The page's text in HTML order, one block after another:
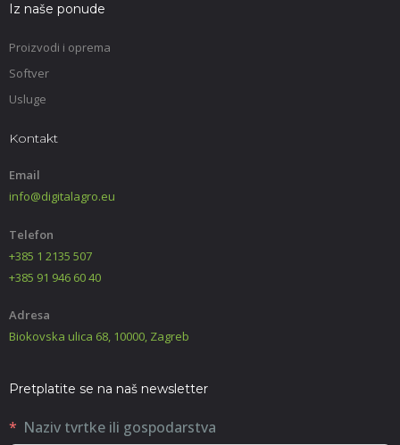
Iz naše ponude
Proizvodi i oprema
Softver
Usluge
Kontakt
Email
info@digitalagro.eu
Telefon
+385 1 2135 507
+385 91 946 60 40
Adresa
Biokovska ulica 68, 10000, Zagreb
Pretplatite se na naš newsletter
Naziv tvrtke ili gospodarstva